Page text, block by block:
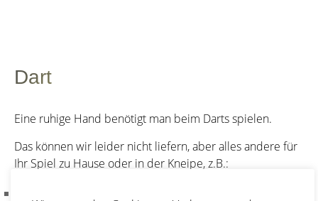
Dart
Eine ruhige Hand benötigt man beim Darts spielen.
Das können wir leider nicht liefern, aber alles andere für
Ihr Spiel zu Hause oder in der Kneipe, z.B.: